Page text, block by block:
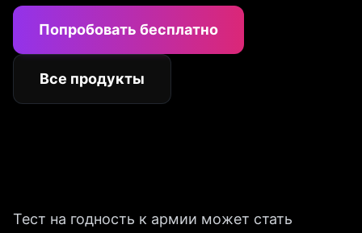
Попробовать бесплатно
Все продукты
Тест на годность к армии может стать